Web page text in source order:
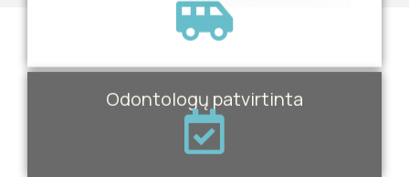
Odontologų patvirtinta